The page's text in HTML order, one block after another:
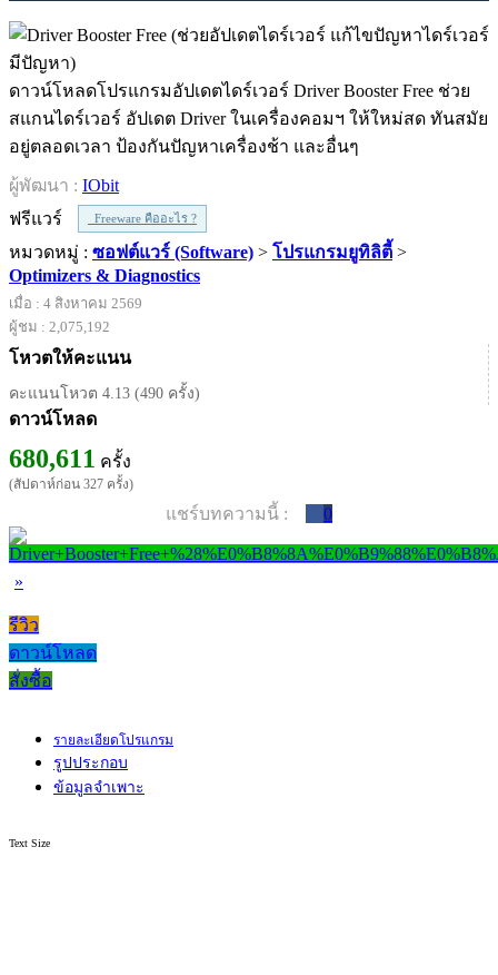
ดาวน์โหลดโปรแกรมอัปเดตไดร์เวอร์ Driver Booster Free ช่วย
สแกนไดร์เวอร์ อัปเดต Driver ในเครื่องคอมฯ ให้ใหม่สด ทันสมัย
อยู่ตลอดเวลา ป้องกันปัญหาเครื่องช้า และอื่นๆ
ผู้พัฒนา : IObit
ฟรีแวร์
Freeware คืออะไร ?
หมวดหมู่ : ซอฟต์แวร์ (Software) > โปรแกรมยูทิลิตี้ >
Optimizers & Diagnostics
เมื่อ : 4 สิงหาคม 2569
ผู้ชม : 2,075,192
โหวตให้คะแนน
คะแนนโหวต 4.13 (490 ครั้ง)
ดาวน์โหลด
680,611 ครั้ง
(สัปดาห์ก่อน 327 ครั้ง)
แชร์บทความนี้ : 0
»
รีวิว
ดาวน์โหลด
สั่งซื้อ
รายละเอียดโปรแกรม
รูปประกอบ
ข้อมูลจำเพาะ
Text Size